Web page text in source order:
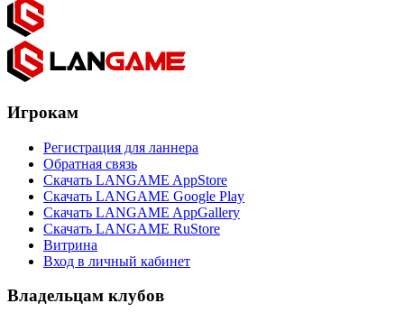
Игрокам
Регистрация для ланнера
Обратная связь
Скачать LANGAME AppStore
Скачать LANGAME Google Play
Скачать LANGAME AppGallery
Скачать LANGAME RuStore
Витрина
Вход в личный кабинет
Владельцам клубов